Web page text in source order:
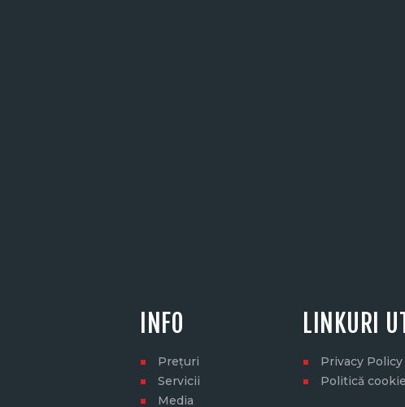
INFO
Prețuri
Servicii
Media
LINKURI
Privacy Policy
Politică